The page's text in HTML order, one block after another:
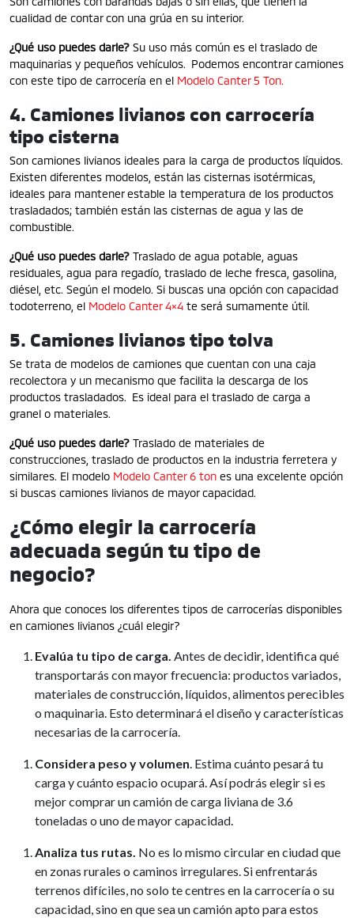
cualidad de contar con una grúa en su interior.
¿Qué uso puedes darle? Su uso más común es el traslado de
maquinarias y pequeños vehículos. Podemos encontrar camiones
con este tipo de carrocería en el Modelo Canter 5 Ton.
4. Camiones livianos con carrocería
tipo cisterna
Son camiones livianos ideales para la carga de productos líquidos.
Existen diferentes modelos, están las cisternas isotérmicas,
ideales para mantener estable la temperatura de los productos
trasladados; también están las cisternas de agua y las de
combustible.
¿Qué uso puedes darle? Traslado de agua potable, aguas
residuales, agua para regadío, traslado de leche fresca, gasolina,
diésel, etc. Según el modelo. Si buscas una opción con capacidad
todoterreno, el Modelo Canter 4×4 te será sumamente útil.
5. Camiones livianos tipo tolva
Se trata de modelos de camiones que cuentan con una caja
recolectora y un mecanismo que facilita la descarga de los
productos trasladados. Es ideal para el traslado de carga a
granel o materiales.
¿Qué uso puedes darle? Traslado de materiales de
construcciones, traslado de productos en la industria ferretera y
similares. El modelo Modelo Canter 6 ton es una excelente opción
si buscas camiones livianos de mayor capacidad.
¿Cómo elegir la carrocería
adecuada según tu tipo de
negocio?
Ahora que conoces los diferentes tipos de carrocerías disponibles
en camiones livianos ¿cuál elegir?
Evalúa tu tipo de carga. Antes de decidir, identifica qué
transportarás con mayor frecuencia: productos variados,
materiales de construcción, líquidos, alimentos perecibles
o maquinaria. Esto determinará el diseño y características
necesarias de la carrocería.
Considera peso y volumen. Estima cuánto pesará tu
carga y cuánto espacio ocupará. Así podrás elegir si es
mejor comprar un camión de carga liviana de 3.6
toneladas o uno de mayor capacidad.
Analiza tus rutas. No es lo mismo circular en ciudad que
en zonas rurales o caminos irregulares. Si enfrentarás
terrenos difíciles, no solo te centres en la carrocería o su
capacidad, sino en que sea un camión apto para estos